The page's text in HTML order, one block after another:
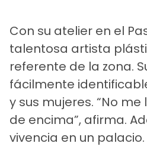
Con su atelier en el
talentosa artista
referente de la zona.
fácilmente
y sus mujeres. “No
de encima”, afirma.
vivencia en un palacio.